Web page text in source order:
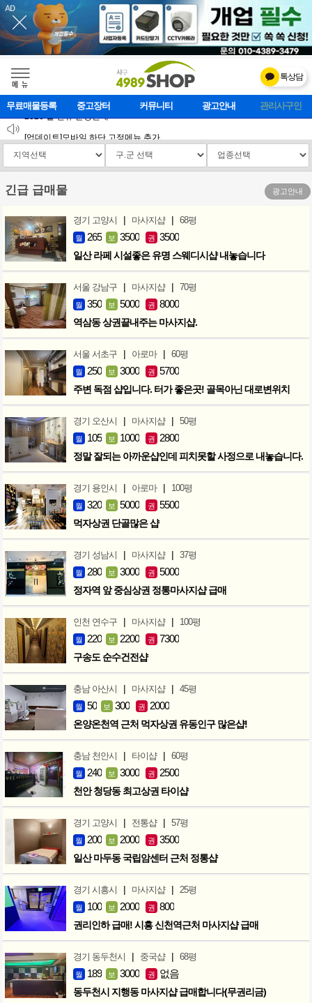
메    뉴
톡상담
무료매물등록 중고장터 커뮤니티 광고안내 마사지클럽
2026 설 연휴 운영안내
[업데이트] 개선사항 안내
긴급 급매물 광고안내
경기 고양시 | 마사지샵 | 68평
월 265 보 3500 권 3500
일산 라페 시설좋은 유명 스웨디시샵 내놓습니다
서울 강남구 | 마사지샵 | 70평
월 350 보 5000 권 8000
역삼동 상권끝내주는 마사지샵.
서울 서초구 | 아로마 | 60평
월 250 보 3000 권 5700
주변 독점 샵입니다. 터가 좋은곳! 골목아닌 대로변위치
경기 오산시 | 마사지샵 | 50평
월 105 보 1000 권 2800
정말 잘되는 아까운샵인데 피치못할 사정으로 내놓습니다.
경기 용인시 | 아로마 | 100평
월 320 보 5000 권 5500
먹자상권 단골많은 샵
경기 성남시 | 마사지샵 | 37평
월 280 보 3000 권 5000
정자역 앞 중심상권 정통마사지샵 급매
인천 연수구 | 마사지샵 | 100평
월 220 보 2200 권 7300
구송도 순수건전샵
충남 아산시 | 마사지샵 | 45평
월 50 보 300 권 2000
온양온천역 근처 먹자상권 유동인구 많은샵!
충남 천안시 | 타이샵 | 60평
월 240 보 3000 권 2500
천안 청당동 최고상권 타이샵
경기 고양시 | 전통샵 | 57평
월 200 보 2000 권 3500
일산 마두동 국립암센터 근처 정통샵
경기 시흥시 | 마사지샵 | 25평
월 100 보 2000 권 800
권리인하 급매! 시흥 신천역근처 마사지샵 급매
경기 동두천시 | 중국샵 | 68평
월 189 보 3000 권 없음
동두천시 지행동 마사지샵 급매합니다(무권리금)